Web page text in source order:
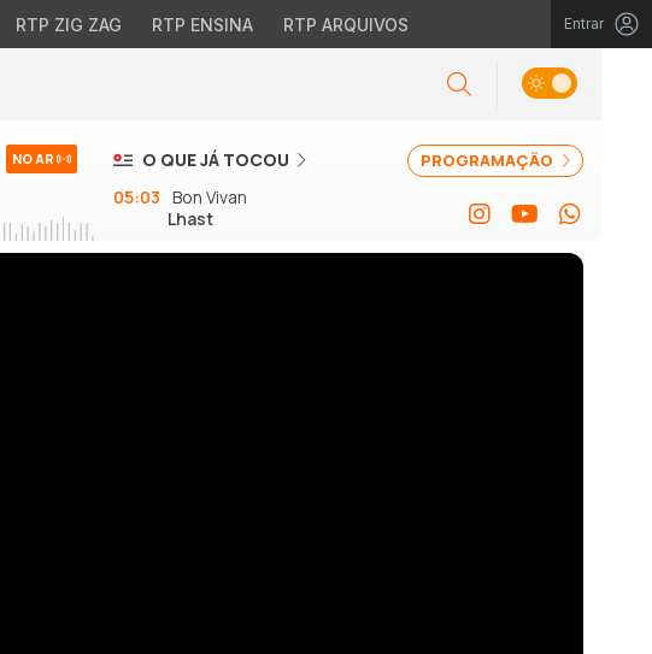
RTP ZIG ZAG RTP ENSINA RTP ARQUIVOS Entrar
NO AR PROGRAMAÇÃO
O QUE JÁ TOCOU
05:03 Bon Vivan
Lhast